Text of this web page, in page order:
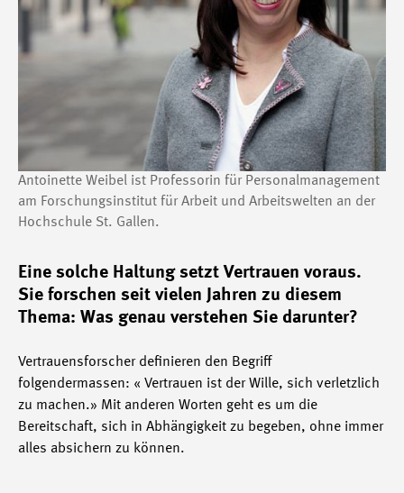
Antoinette Weibel ist Professorin für Personalmanagement
am Forschungsinstitut für Arbeit und Arbeitswelten an der
Hochschule St. Gallen.
Eine solche Haltung setzt Vertrauen voraus.
Sie forschen seit vielen Jahren zu diesem
Thema: Was genau verstehen Sie darunter?
Vertrauensforscher definieren den Begriff
folgendermassen: « Vertrauen ist der Wille, sich verletzlich
zu machen.» Mit anderen Worten geht es um die
Bereitschaft, sich in Abhängigkeit zu begeben, ohne immer
alles absichern zu können.